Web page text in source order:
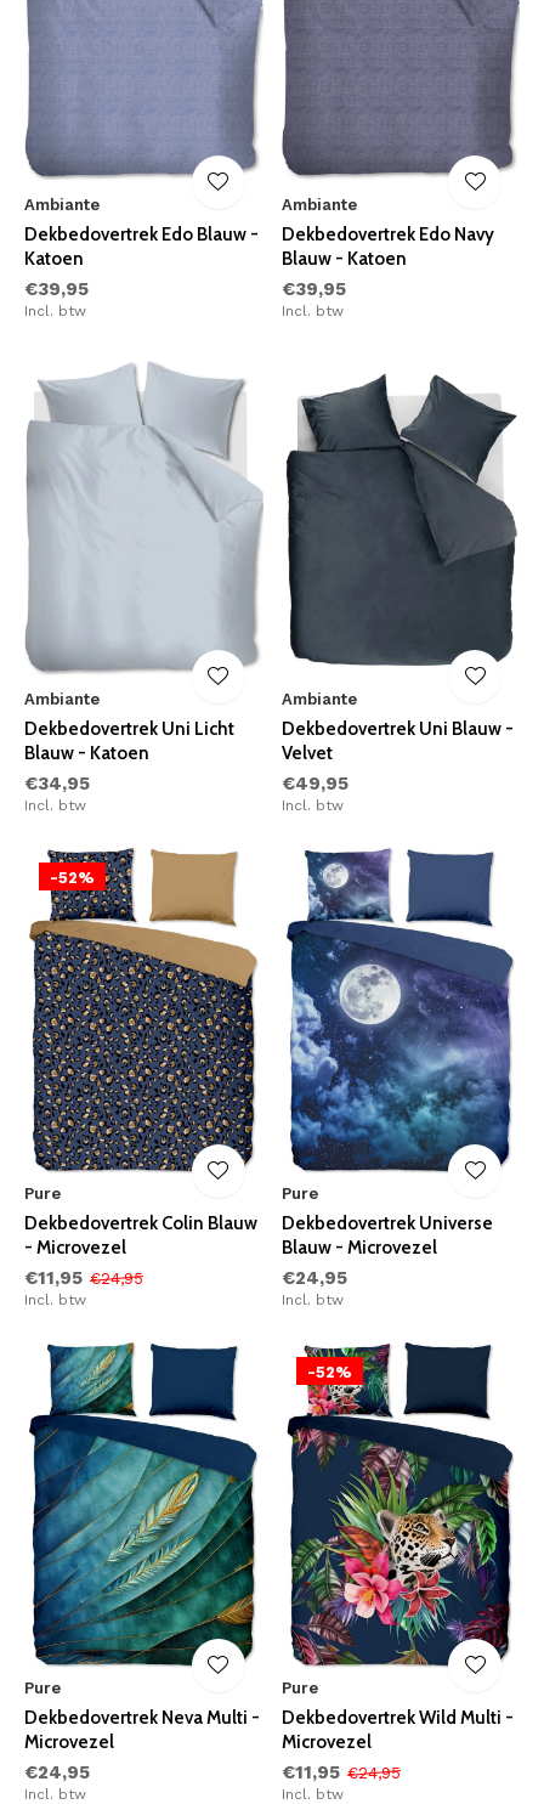
Ambiante
Dekbedovertrek Edo Blauw -
Katoen
€39,95
Incl. btw
Ambiante
Dekbedovertrek Edo Navy
Blauw - Katoen
€39,95
Incl. btw
Ambiante
Dekbedovertrek Uni Licht
Blauw - Katoen
€34,95
Incl. btw
Ambiante
Dekbedovertrek Uni Blauw -
Velvet
€49,95
Incl. btw
-52%
Pure
Dekbedovertrek Colin Blauw
- Microvezel
€11,95 €24,95
Incl. btw
Pure
Dekbedovertrek Universe
Blauw - Microvezel
€24,95
Incl. btw
Pure
Dekbedovertrek Neva Multi -
Microvezel
€24,95
Incl. btw
-52%
Pure
Dekbedovertrek Wild Multi -
Microvezel
€11,95 €24,95
Incl. btw